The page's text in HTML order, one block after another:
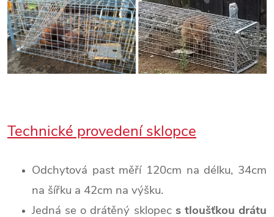
Technické provedení sklopce
Odchytová past měří 120cm na délku, 34cm
na šířku a 42cm na výšku.
Jedná se o drátěný sklopecs tloušťkou drátu